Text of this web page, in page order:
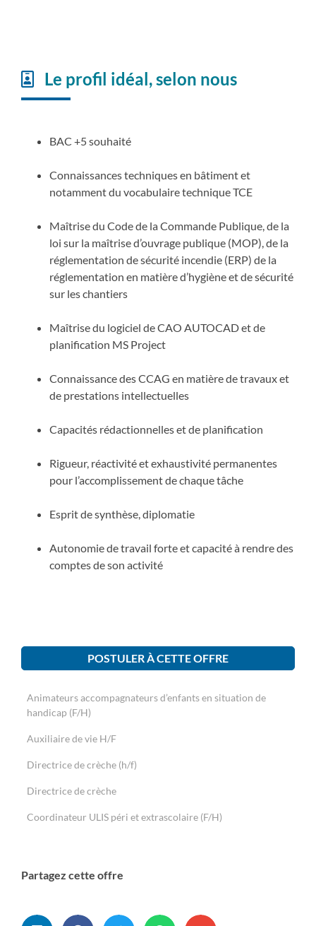
Le profil idéal, selon nous
BAC +5 souhaité
Connaissances techniques en bâtiment et
notamment du vocabulaire technique TCE
Maîtrise du Code de la Commande Publique, de la
loi sur la maîtrise d’ouvrage publique (MOP), de la
réglementation de sécurité incendie (ERP) de la
réglementation en matière d’hygiène et de sécurité
sur les chantiers
Maîtrise du logiciel de CAO AUTOCAD et de
planification MS Project
Connaissance des CCAG en matière de travaux et
de prestations intellectuelles
Capacités rédactionnelles et de planification
Rigueur, réactivité et exhaustivité permanentes
pour l’accomplissement de chaque tâche
Esprit de synthèse, diplomatie
Autonomie de travail forte et capacité à rendre des
comptes de son activité
POSTULER À CETTE OFFRE
Animateurs accompagnateurs d’enfants en situation de
handicap (F/H)
Auxiliaire de vie H/F
Directrice de crèche (h/f)
Directrice de crèche
Coordinateur ULIS péri et extrascolaire (F/H)
Partagez cette offre